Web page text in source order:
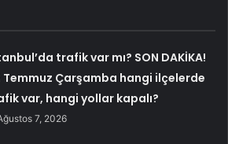
trafik var mı? SON DAKİKA!
Temmuz Çarşamba hangi ilçelerde
var, hangi yollar kapalı?
7, 2026